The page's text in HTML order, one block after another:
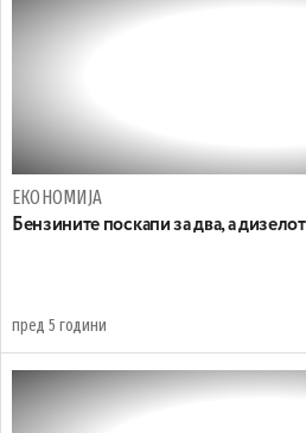
ЕКОНОМИЈА
Бензините поскапи за два, а
пред 5 години